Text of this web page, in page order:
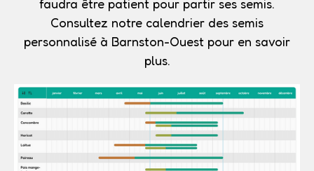
faudra être patient pour partir ses semis.
Consultez notre calendrier des semis
personnalisé à Barnston-Ouest pour en savoir
plus.